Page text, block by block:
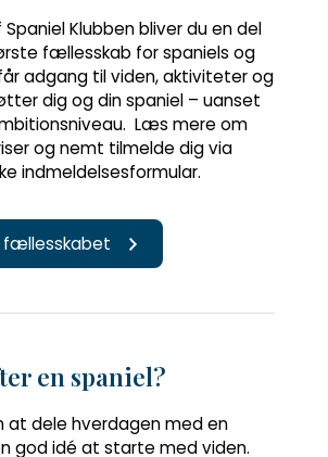
Klubben bliver du en del
fællesskab for spaniels og
adgang til viden, aktiviteter og
dig og din spaniel – uanset
Læs mere om
og nemt tilmelde dig via
indmeldelsesformular.
fællesskabet
en spaniel?
at dele hverdagen med en
god idé at starte med viden.